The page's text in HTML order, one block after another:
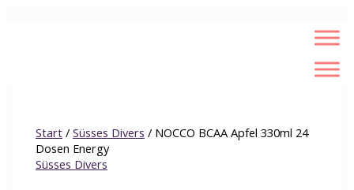
Start /Süsses Divers / NOCCO BCAA Apfel 330ml 24
Dosen Energy
Süsses Divers